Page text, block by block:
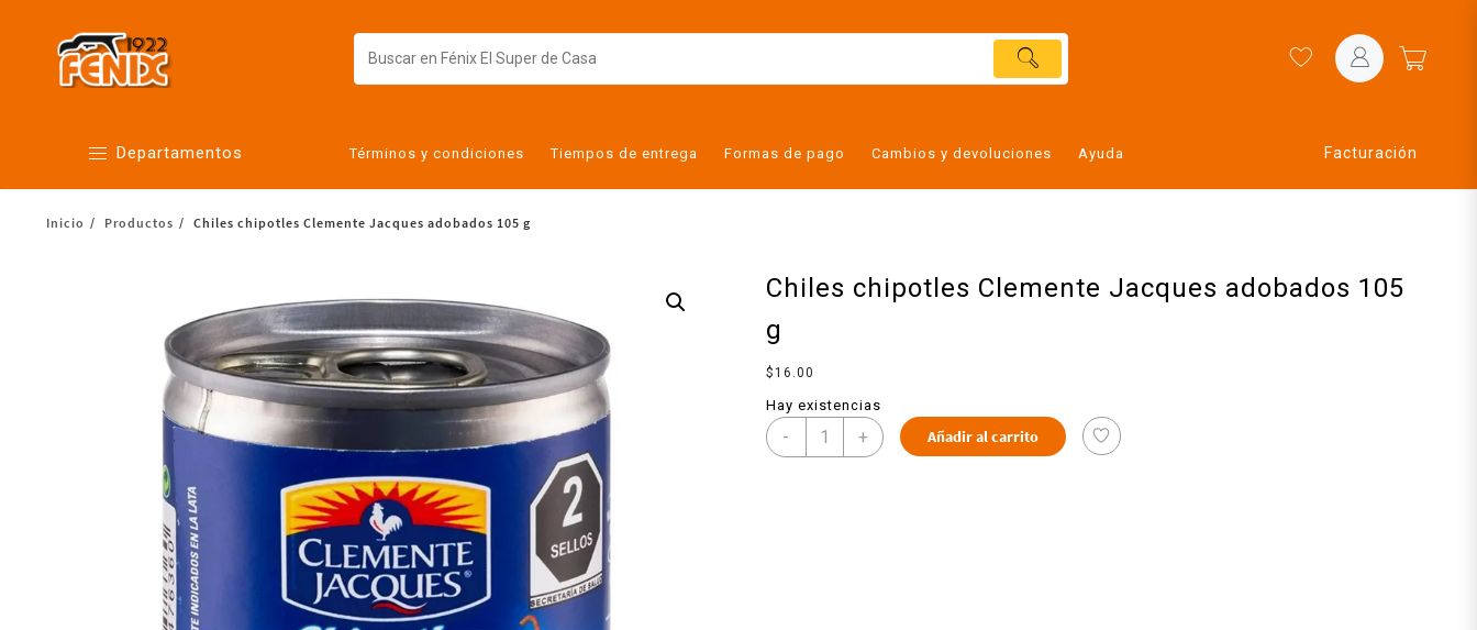
Departamentos
Alimentos
Botanas y bebidas
Cuidado de la ropa
Limpieza del hogar
Términos y condiciones Tiempos de entrega Formas de pago Cambios y devoluciones Ayuda Facturación
Inicio Productos Chiles chipotles Clemente Jacques adobados 105 g
Chiles chipotles Clemente Jacques adobados 105
g
$ 16.00
Hay existencias
- + Añadir al carrito